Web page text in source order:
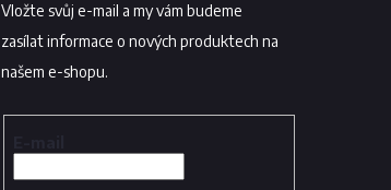
Vložte svůj e-mail a my vám budeme
zasílat informace o nových produktech na
našem e-shopu.